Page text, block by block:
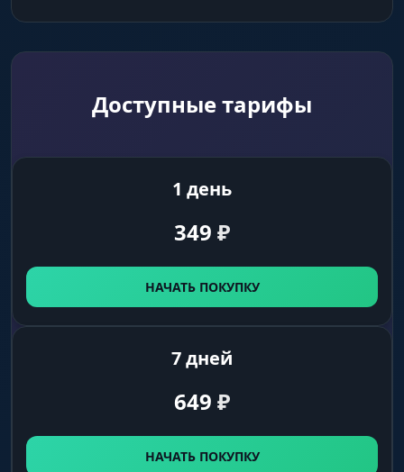
Доступные тарифы
1 день
349 ₽
НАЧАТЬ ПОКУПКУ
7 дней
649 ₽
НАЧАТЬ ПОКУПКУ